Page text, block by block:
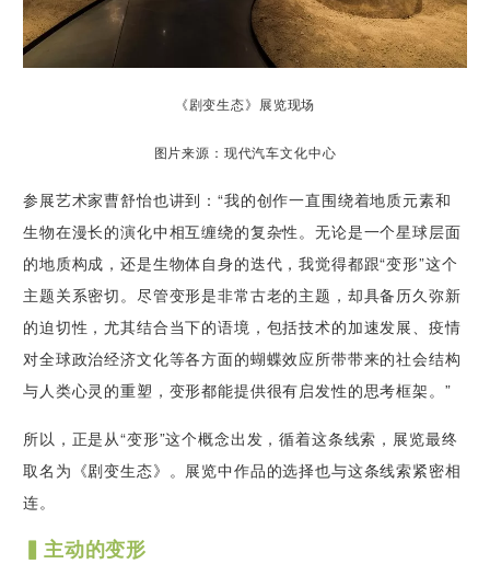
《剧变生态》展览现场
图片来源：现代汽车文化中心
参展艺术家曹舒怡也讲到：“我的创作一直围绕着地质元素和
生物在漫长的演化中相互缠绕的复杂性。无论是一个星球层面
的地质构成，还是生物体自身的迭代，我觉得都跟“变形”这个
主题关系密切。尽管变形是非常古老的主题，却具备历久弥新
的迫切性，尤其结合当下的语境，包括技术的加速发展、疫情
对全球政治经济文化等各方面的蝴蝶效应所带带来的社会结构
与人类心灵的重塑，变形都能提供很有启发性的思考框架。”
所以，正是从“变形”这个概念出发，循着这条线索，展览最终
取名为《剧变生态》。展览中作品的选择也与这条线索紧密相
连。
▍主动的变形